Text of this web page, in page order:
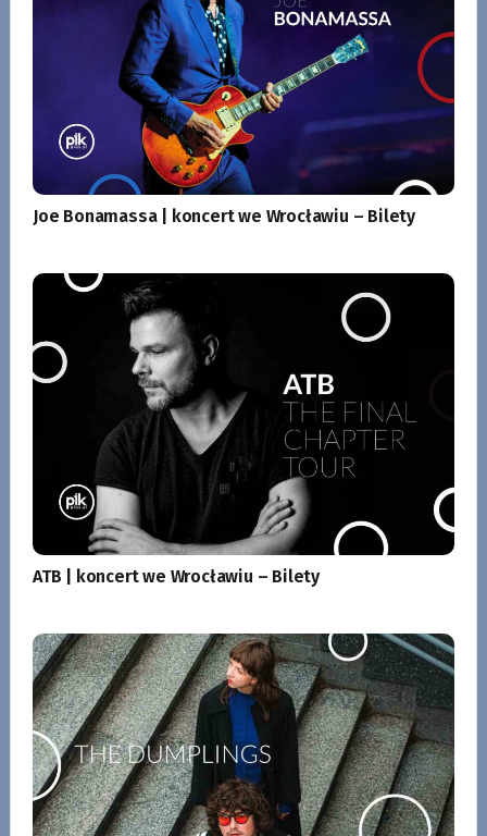
Joe Bonamassa | koncert we Wrocławiu – Bilety
ATB | koncert we Wrocławiu – Bilety